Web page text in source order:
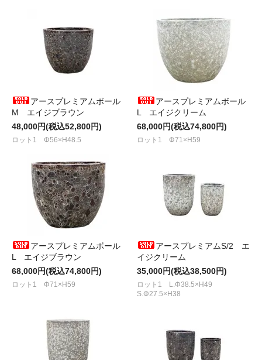
アースプレミアムボール
M エイジブラウン
48,000円(税込52,800円)
ロット1 Φ56×H48.5
アースプレミアムボール
L エイジクリーム
68,000円(税込74,800円)
ロット1 Φ71×H59
アースプレミアムボール
L エイジブラウン
68,000円(税込74,800円)
ロット1 Φ71×H59
アースプレミアムS/2 エ
イジクリーム
35,000円(税込38,500円)
ロット1 L.Φ38.5×H49
S.Φ27.5×H38